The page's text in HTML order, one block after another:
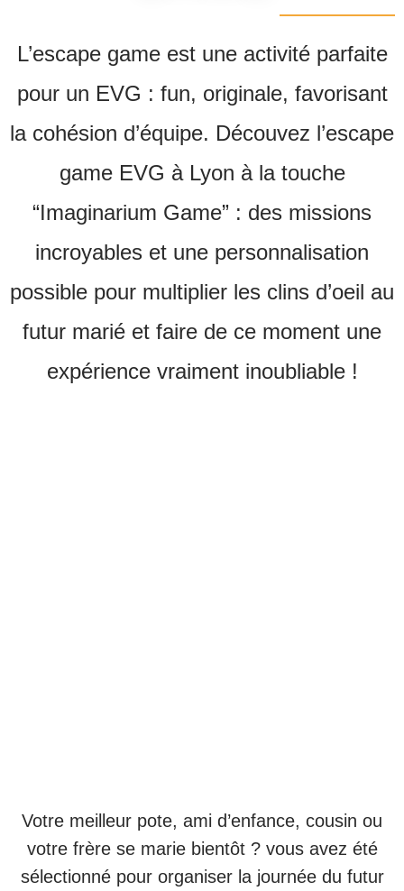
L’escape game est une activité parfaite
pour un EVG : fun, originale, favorisant
la cohésion d’équipe. Découvez l’escape
game EVG à Lyon à la touche
“Imaginarium Game” : des missions
incroyables et une personnalisation
possible pour multiplier les clins d’oeil au
futur marié et faire de ce moment une
expérience vraiment inoubliable !
Votre meilleur pote, ami d’enfance, cousin ou
votre frère se marie bientôt ? vous avez été
sélectionné pour organiser la journée du futur